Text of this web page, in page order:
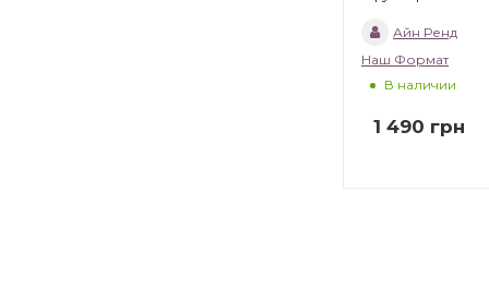
Айн Ренд
Наш Формат
В наличии
1 490 грн